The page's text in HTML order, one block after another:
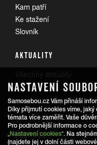
Kam patří
Ke stažení
Slovník
AKTUALITY
REDAKCE
NASTAVENÍ
Samosebou.cz Vám přináší
Díky přijmutí cookies víme,
témata více zaměřit. Vaše
Pro podrobnější informace o
„Nastavení cookies“. Na
(najdete jej v dolní části